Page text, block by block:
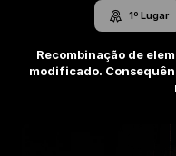
1º Lugar
Recombinação de
modificado.